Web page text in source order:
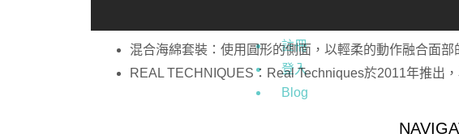
註冊
登入
Blog
混合海綿套裝：使用圓形的側面，以輕柔的動作融合面
REAL TECHNIQUES：Real Techniques於2011年推出